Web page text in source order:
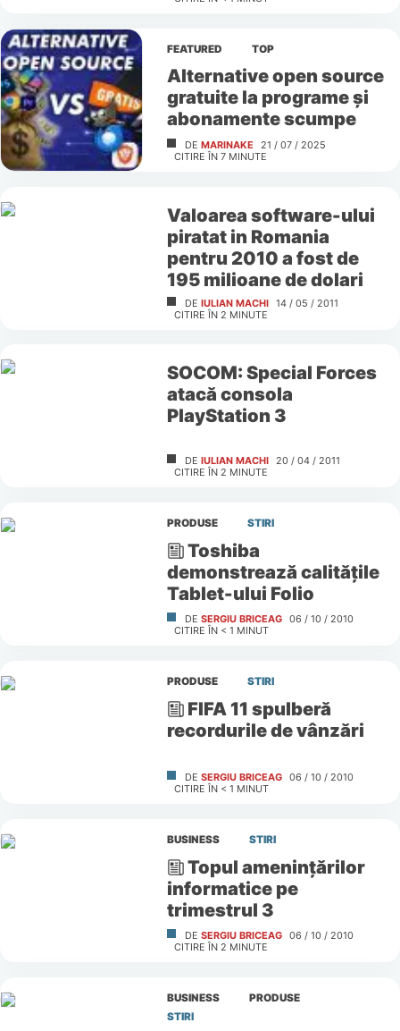
FEATURED TOP
Alternative open source
gratuite la programe și
abonamente scumpe
DE MARINAKE
21 / 07 / 2025
CITIRE ÎN 7 MINUTE
Valoarea software-ului
piratat in Romania
pentru 2010 a fost de
195 milioane de dolari
DE IULIAN MACHI 14 / 05 / 2011
CITIRE ÎN 2 MINUTE
SOCOM: Special Forces
atacă consola
PlayStation 3
DE IULIAN MACHI 20 / 04 / 2011
CITIRE ÎN 2 MINUTE
PRODUSE STIRI
Toshiba
demonstrează calităţile
Tablet-ului Folio
DE SERGIU BRICEAG 06 / 10 / 2010
CITIRE ÎN < 1 MINUT
PRODUSE STIRI
FIFA 11 spulberă
recordurile de vânzări
DE SERGIU BRICEAG 06 / 10 / 2010
CITIRE ÎN < 1 MINUT
BUSINESS STIRI
Topul ameninţărilor
informatice pe
trimestrul 3
DE SERGIU BRICEAG 06 / 10 / 2010
CITIRE ÎN 2 MINUTE
BUSINESS
PRODUSE
STIRI